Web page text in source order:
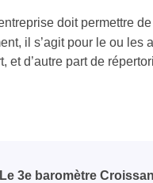
doit permettre
il s’agit pour le ou
et d’autre part de
Le 3e baromètre